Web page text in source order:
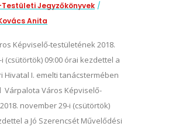
Jegyzőkönyvek
Anita
Képviselő-testületének 2018.
(csütörtök) 09:00 órai kezdettel a
Hivatal I. emelti tanácstermében
Város Képviselő-
november 29-i (csütörtök)
a Jó Szerencsét Művelődési